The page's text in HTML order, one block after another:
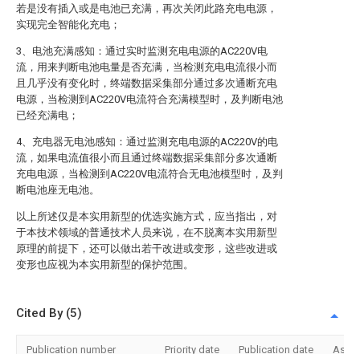
若是没有插入或是电池已充满，再次关闭此路充电电源，
实现完全智能化充电；
3、电池充满感知：通过实时监测充电电源的AC220V电
流，用来判断电池电量是否充满，当检测充电电流很小而
且几乎没有变化时，终端数据采集部分通过多次通断充电
电源，当检测到AC220V电流符合充满模型时，及判断电池
已经充满电；
4、充电器无电池感知：通过监测充电电源的AC220V的电
流，如果电流值很小而且通过终端数据采集部分多次通断
充电电源，当检测到AC220V电流符合无电池模型时，及判
断电池座无电池。
以上所述仅是本实用新型的优选实施方式，应当指出，对
于本技术领域的普通技术人员来说，在不脱离本实用新型
原理的前提下，还可以做出若干改进或变形，这些改进或
变形也应视为本实用新型的保护范围。
Cited By (5)
Publication number Priority date Publication date